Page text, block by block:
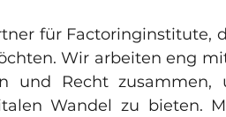
für Factoringinstitute,
Wir arbeiten eng
und Recht zusammen,